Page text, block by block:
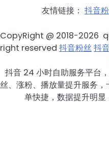
友情链接： 抖音
CopyRight @ 2018-2026
right reserved 抖音粉丝 抖
抖音 24 小时自助服务平台
丝、涨粉、播放量提升服务
单快捷，数据提升明显